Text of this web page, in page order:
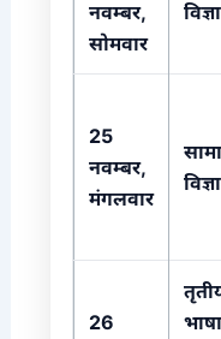
नवम्बर,
सोमवार
25
नवम्बर,
मंगलवार
26
भाषा